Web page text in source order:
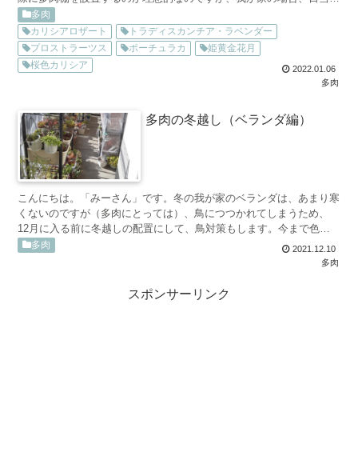
りの良い窓際が家族がゴロゴロとくつろぐスペースになって...
2022.01.06
多肉
多肉
カリシアロザート
トラディスカンチア・ラベンダー
プロストラーツス
ポーチュラカ
姫黄金花月
桜色カリシア
多肉の冬越し（ベランダ編）
こんにちは。「みーさん」です。冬の我が家のベランダは、あまり寒
くないのですが（多肉にとっては）、鳥につつかれてしまうため、
12月に入る前に冬越しの配置にして、鳥対策もします。今まで色々
な鳥対策をしてみたのですが、結局多肉を覆うしかないという...
2021.12.10
多肉
多肉
スポンサーリンク